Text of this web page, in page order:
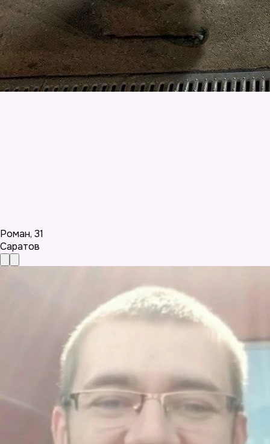
Роман, 31
Саратов